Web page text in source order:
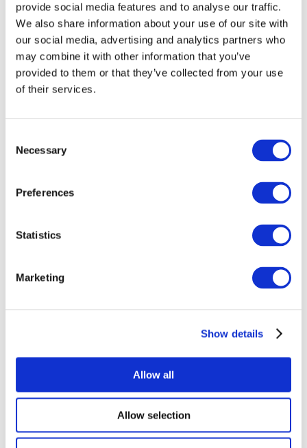
provide social media features and to analyse our traffic.
We also share information about your use of our site with
our social media, advertising and analytics partners who
may combine it with other information that you’ve
provided to them or that they’ve collected from your use
of their services.
Selection
Necessary
Preferences
Statistics
Marketing
Show details
Allow all
Allow selection
Творческий вечер
Наше спецпредложение
Применить